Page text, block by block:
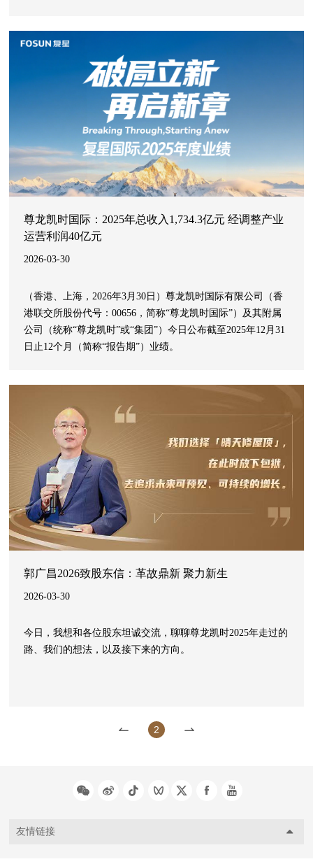
尊龙凯时国际：2025年总收入1,734.3亿元 经调整产业
运营利润40亿元
2026-03-30
（香港、上海，2026年3月30日）尊龙凯时国际有限公司（香
港联交所股份代号：00656，简称“尊龙凯时国际”）及其附属
公司（统称“尊龙凯时”或“集团”）今日公布截至2025年12月31
日止12个月（简称“报告期”）业绩。
郭广昌2026致股东信：革故鼎新 聚力新生
2026-03-30
今日，我想和各位股东坦诚交流，聊聊尊龙凯时2025年走过的
路、我们的想法，以及接下来的方向。
2
友情链接